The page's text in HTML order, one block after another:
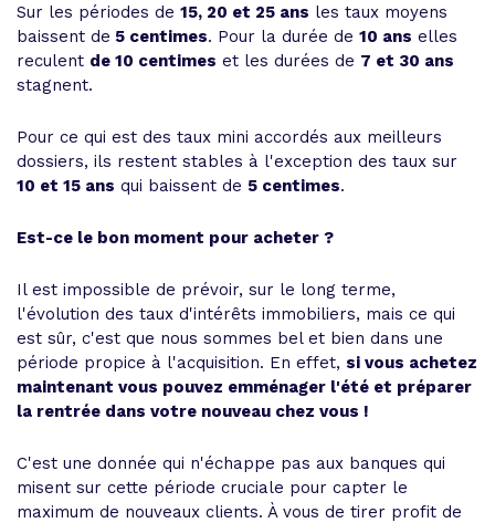
Sur les périodes de 15, 20 et 25 ans les taux moyens
baissent de 5 centimes. Pour la durée de 10 ans elles
reculent de 10 centimes et les durées de 7 et 30 ans
stagnent.
Pour ce qui est des taux mini accordés aux meilleurs
dossiers, ils restent stables à l'exception des taux sur
10 et 15 ans qui baissent de 5 centimes.
Est-ce le bon moment pour acheter ?
Il est impossible de prévoir, sur le long terme,
l'évolution des taux d'intérêts immobiliers, mais ce qui
est sûr, c'est que nous sommes bel et bien dans une
période propice à l'acquisition. En effet, si vous achetez
maintenant vous pouvez emménager l'été et préparer
la rentrée dans votre nouveau chez vous !
C'est une donnée qui n'échappe pas aux banques qui
misent sur cette période cruciale pour capter le
maximum de nouveaux clients. À vous de tirer profit de